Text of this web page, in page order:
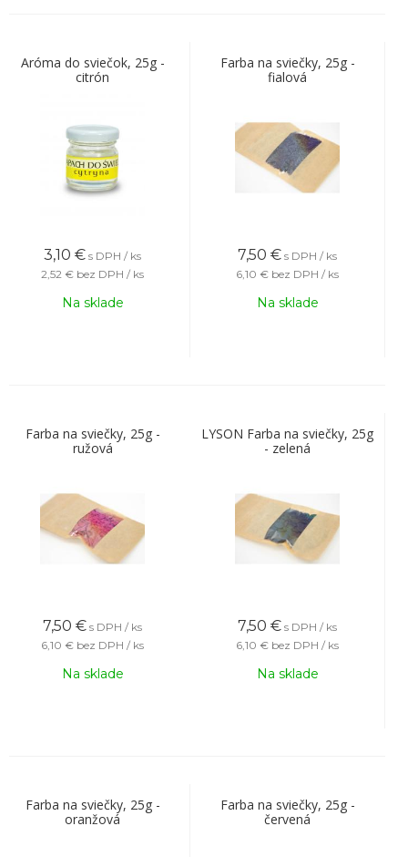
Aróma do sviečok, 25g -
citrón
3,10 € s DPH / ks
2,52 € bez DPH / ks
Na sklade
Farba na sviečky, 25g -
fialová
7,50 € s DPH / ks
6,10 € bez DPH / ks
Na sklade
Farba na sviečky, 25g -
ružová
7,50 € s DPH / ks
6,10 € bez DPH / ks
Na sklade
LYSON Farba na sviečky, 25g
- zelená
7,50 € s DPH / ks
6,10 € bez DPH / ks
Na sklade
Farba na sviečky, 25g -
oranžová
Farba na sviečky, 25g -
červená